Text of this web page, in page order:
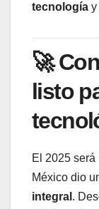
tecnología y
🚀
listo
El 2025
México dio
integral .